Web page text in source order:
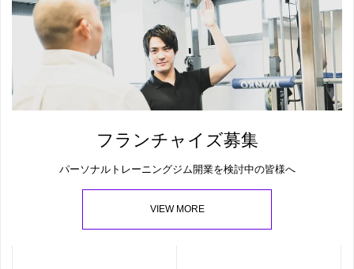
フランチャイズ募集
パーソナルトレーニングジム開業を検討中の皆様へ
VIEW MORE